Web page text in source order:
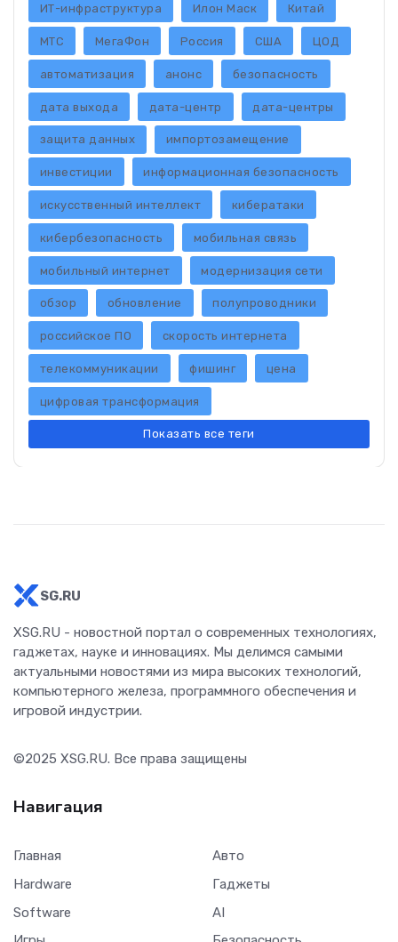
ИТ-инфраструктура Илон Маск Китай
МТС МегаФон Россия США ЦОД
автоматизация анонс безопасность
дата выхода дата-центр дата-центры
защита данных импортозамещение
инвестиции информационная безопасность
искусственный интеллект кибератаки
кибербезопасность мобильная связь
мобильный интернет модернизация сети
обзор обновление полупроводники
российское ПО скорость интернета
телекоммуникации фишинг цена
цифровая трансформация
Показать все теги
SG.RU
XSG.RU - новостной портал о современных технологиях,
гаджетах, науке и инновациях. Мы делимся самыми
актуальными новостями из мира высоких технологий,
компьютерного железа, программного обеспечения и
игровой индустрии.
©2025 XSG.RU. Все права защищены
Навигация
Главная
Hardware
Software
Авто
Гаджеты
AI